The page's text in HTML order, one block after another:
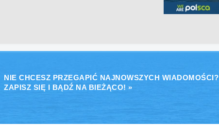
NIE CHCESZ PRZEGAPIĆ NAJNOWSZYCH WIADOMOŚCI?
ZAPISZ SIĘ I BĄDŹ NA BIEŻĄCO! »